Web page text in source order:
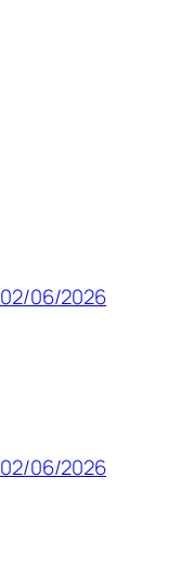
02/06/2026
02/06/2026